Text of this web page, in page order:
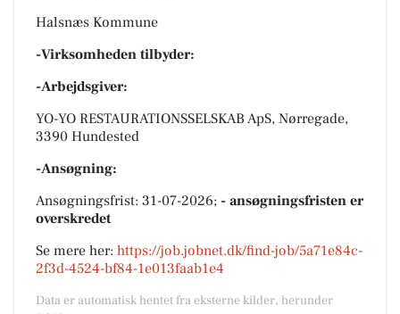
Halsnæs Kommune
-Virksomheden tilbyder:
-Arbejdsgiver:
YO-YO RESTAURATIONSSELSKAB ApS, Nørregade,
3390 Hundested
-Ansøgning:
Ansøgningsfrist: 31-07-2026; - ansøgningsfristen er
overskredet
Se mere her: https://job.jobnet.dk/find-job/5a71e84c-
2f3d-4524-bf84-1e013faab1e4
Data er automatisk hentet fra eksterne kilder, herunder